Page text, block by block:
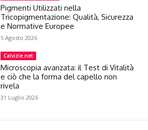
Pigmenti Utilizzati nella
Tricopigmentazione: Qualità, Sicurezza
e Normative Europee
5 Agosto 2026
Calvizie.net
Microscopia avanzata: il Test di Vitalità
e ciò che la forma del capello non
rivela
31 Luglio 2026